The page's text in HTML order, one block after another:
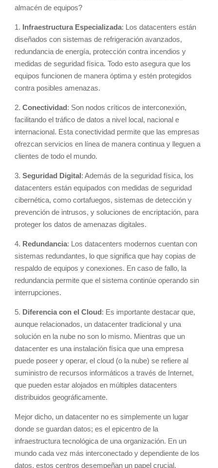
almacén de equipos?
1. Infraestructura Especializada: Los datacenters están
diseñados con sistemas de refrigeración avanzados,
redundancia de energía, protección contra incendios y
medidas de seguridad física. Todo esto asegura que los
equipos funcionen de manera óptima y estén protegidos
contra posibles amenazas.
2. Conectividad: Son nodos críticos de interconexión,
facilitando el tráfico de datos a nivel local, nacional e
internacional. Esta conectividad permite que las empresas
ofrezcan servicios en línea de manera continua y lleguen a
clientes de todo el mundo.
3. Seguridad Digital: Además de la seguridad física, los
datacenters están equipados con medidas de seguridad
cibernética, como cortafuegos, sistemas de detección y
prevención de intrusos, y soluciones de encriptación, para
proteger los datos de amenazas digitales.
4. Redundancia: Los datacenters modernos cuentan con
sistemas redundantes, lo que significa que hay copias de
respaldo de equipos y conexiones. En caso de fallo, la
redundancia permite que el sistema continúe operando sin
interrupciones.
5. Diferencia con el Cloud: Es importante destacar que,
aunque relacionados, un datacenter tradicional y una
solución en la nube no son lo mismo. Mientras que un
datacenter es una instalación física que una empresa
puede poseer y operar, el cloud (o la nube) se refiere al
suministro de recursos informáticos a través de Internet,
que pueden estar alojados en múltiples datacenters
distribuidos geográficamente.
Mejor dicho, un datacenter no es simplemente un lugar
donde se guardan datos; es el epicentro de la
infraestructura tecnológica de una organización. En un
mundo cada vez más interconectado y dependiente de los
datos, estos centros desempeñan un papel crucial,